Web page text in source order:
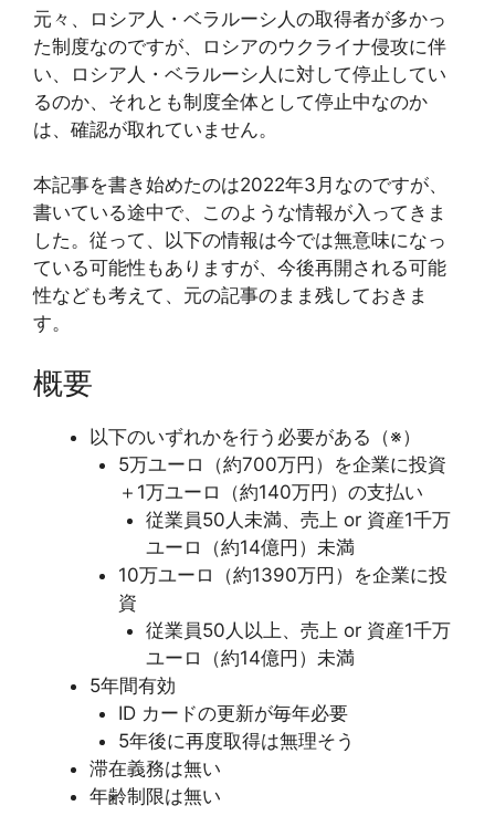
元々、ロシア人・ベラルーシ人の取得者が多かっ
た制度なのですが、ロシアのウクライナ侵攻に伴
い、ロシア人・ベラルーシ人に対して停止してい
るのか、それとも制度全体として停止中なのか
は、確認が取れていません。
本記事を書き始めたのは2022年3月なのですが、
書いている途中で、このような情報が入ってきま
した。従って、以下の情報は今では無意味になっ
ている可能性もありますが、今後再開される可能
性なども考えて、元の記事のまま残しておきま
す。
概要
以下のいずれかを行う必要がある（※）
5万ユーロ（約700万円）を企業に投資
＋1万ユーロ（約140万円）の支払い
従業員50人未満、売上 or 資産1千万
ユーロ（約14億円）未満
10万ユーロ（約1390万円）を企業に投
資
従業員50人以上、売上 or 資産1千万
ユーロ（約14億円）未満
5年間有効
ID カードの更新が毎年必要
5年後に再度取得は無理そう
滞在義務は無い
年齢制限は無い